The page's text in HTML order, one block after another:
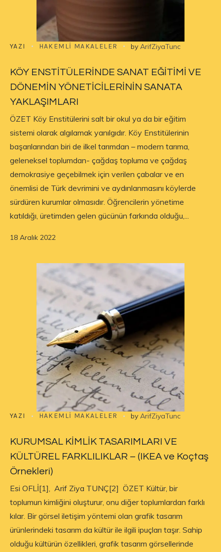
YAZI HAKEMLI MAKALELER by ArifZiyaTunc
KÖY ENSTİTÜLERİNDE SANAT EĞİTİMİ VE
DÖNEMİN YÖNETİCİLERİNİN SANATA
YAKLAŞIMLARI
ÖZET Köy Enstitülerini salt bir okul ya da bir eğitim
sistemi olarak algılamak yanılgıdır. Köy Enstitülerinin
başarılarından biri de ilkel tarımdan – modern tarıma,
geleneksel toplumdan- çağdaş topluma ve çağdaş
demokrasiye geçebilmek için verilen çabalar ve en
önemlisi de Türk devrimini ve aydınlanmasını köylerde
sürdüren kurumlar olmasıdır. Öğrencilerin yönetime
katıldığı, üretimden gelen gücünün farkında olduğu,...
18 Aralık 2022
YAZI HAKEMLI MAKALELER byArifZiyaTunc
KURUMSAL KİMLİK TASARIMLARI VE
KÜLTÜREL FARKLILIKLAR – (IKEA ve Koçtaş
Örnekleri)
Esi OFLİ[1], Arif Ziya TUNÇ[2] ÖZET Kültür, bir
toplumun kimliğini oluşturur, onu diğer toplumlardan farklı
kılar. Bir görsel iletişim yöntemi olan grafik tasarım
ürünlerindeki tasarım da kültür ile ilgili ipuçları taşır. Sahip
olduğu kültürün özellikleri, grafik tasarım görsellerinde